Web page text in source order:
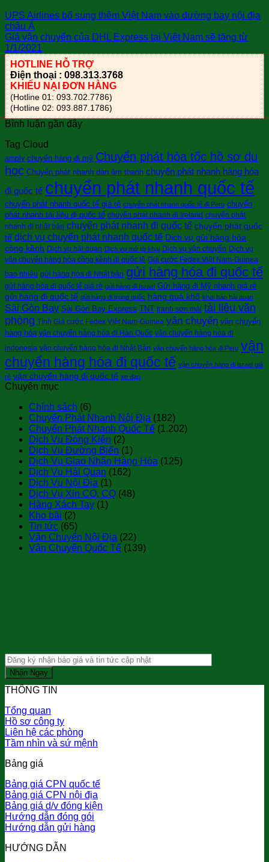
UPS Airlines bổ sung thêm Việt Nam vào đường bay nội địa
châu Á
Giá vận chuyển của DHL Express tại Việt Nam sẽ tăng từ
1/1/2021
HOTLINE HỖ TRỢ
Điện thoại : 098.313.3768
KHIẾU NẠI ĐƠN HÀNG
(Hotline 01: 093.702.7786)
(Hotline 02: 093.887.1786)
Bình luận gần đây
Tag Cloud
amply chuyển hàng đi mỹ Chuyển phát hỏa tốc hồ sơ du
học Chuyển phát nhanh dàn âm thanh chuyển phát nhanh hàng hóa
đi quốc tế chuyển phát nhanh quốc tế
chuyển phát nhanh quốc tế giá rẻ chuyển phát nhanh quốc tế đi Peru chuyển
phát nhanh tài liệu đi quốc tế chuyển phát nhanh đi Ireland chuyển phát
nhanh đi nhật bản chuyển phát nhanh đi quốc tế chuyển phát quốc
tế dịch vụ chuyển phát nhanh quốc tế Dịch vụ gửi hàng hóa
cồng kềnh Dịch vụ hải quan Dịch vụ mở tờ khai Dịch vụ vận chuyển Dịch vụ
vận chuyển hàng hóa cồng kềnh đi quốc tê Giá cước Fedex Việt Nam-Guinea
bao nhiêu gửi hàng hóa đi Nhật bản gửi hàng hóa đi quốc tế
gửi hàng hóa đi quốc tế giá rẻ gửi hàng đi Israel Gửi hàng đi Mỹ nhanh giá rẻ
gửi hàng đi quốc tế gửi hàng đi trung quốc hàng quá khổ khai báo hải quan
Sài Gòn Bay Sài Gòn Bay Express TNT tranh sơn mài tài liệu văn
phòng Tính Giá cước Fedex Việt Nam-Guinea vận chuyển vận chuyển
hàng hóa vận chuyển hàng hóa đi Hàn Quốc vận chuyển hàng hóa đi
indonesia vận chuyển hàng hóa đi Nhật Bản vận chuyển hàng hóa đi Peru vận
chuyển hàng hóa đi quốc tế vận chuyển hàng đi israel giá
rẻ vận chuyển hàng đi quốc tế xe đạp
Chuyên mục
Chính sách (6)
Chuyển Phát Nhanh Nội Địa (182)
Chuyển Phát Nhanh Quốc Tế (1.202)
Dịch Vụ Đóng Kiện (2)
Dịch Vụ Đường Biển (1)
Dịch Vụ Giao Nhận Hàng Hóa (125)
Dịch Vụ Hải Quan (162)
Dịch Vụ Nội Địa (1)
Dịch Vụ Xin CO, CQ (48)
Hàng Xách Tay (1)
Kho bãi (2)
Tin tức (65)
Vận Chuyển Nội Địa (22)
Vận Chuyển Quốc Tế (139)
THÔNG TIN
Tổng quan
Hồ sơ công ty
Liên hệ các phòng
Tầm nhìn và sứ mệnh
Bảng giá
Bảng giá CPN quốc tế
Bảng giá CPN nội địa
Bảng giá d/v đóng kiện
Hướng dẫn đóng gói
Hướng dẫn gửi hàng
HƯỚNG DẪN